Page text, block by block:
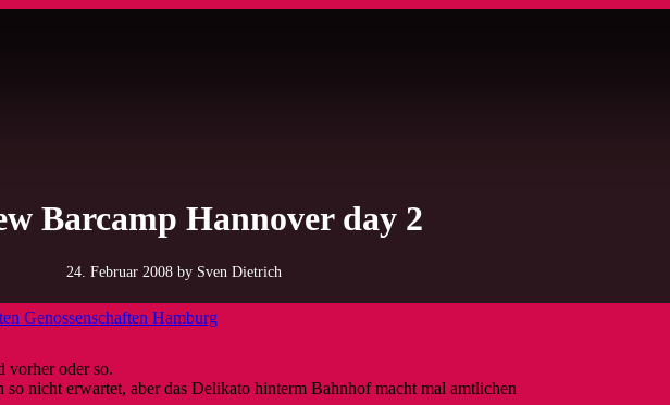
Genossenschaften Hamburg
Barcamp Hannover day 2
24. Februar 2008 by Sven Dietrich
vorher oder so.
nicht erwartet, aber das Delikato hinterm Bahnhof macht mal amtlichen